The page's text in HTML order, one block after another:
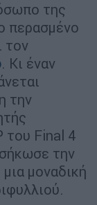
της
περασμένο
τον
. Κι έναν
την
του Final 4
την
μοναδική